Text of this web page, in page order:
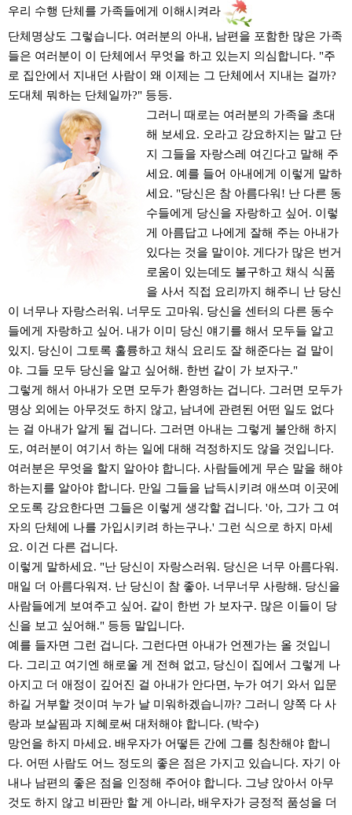
우리 수행 단체를 가족들에게 이해시켜라
단체명상도 그렇습니다. 여러분의 아내, 남편을 포함한 많은 가족
들은 여러분이 이 단체에서 무엇을 하고 있는지 의심합니다. "주
로 집안에서 지내던 사람이 왜 이제는 그 단체에서 지내는 걸까?
도대체 뭐하는 단체일까?" 등등.
그러니 때로는 여러분의 가족을 초대
해 보세요. 오라고 강요하지는 말고 단
지 그들을 자랑스레 여긴다고 말해 주
세요. 예를 들어 아내에게 이렇게 말하
세요. "당신은 참 아름다워! 난 다른 동
수들에게 당신을 자랑하고 싶어. 이렇
게 아름답고 나에게 잘해 주는 아내가
있다는 것을 말이야. 게다가 많은 번거
로움이 있는데도 불구하고 채식 식품
을 사서 직접 요리까지 해주니 난 당신
이 너무나 자랑스러워. 너무도 고마워. 당신을 센터의 다른 동수
들에게 자랑하고 싶어. 내가 이미 당신 얘기를 해서 모두들 알고
있지. 당신이 그토록 훌륭하고 채식 요리도 잘 해준다는 걸 말이
야. 그들 모두 당신을 알고 싶어해. 한번 같이 가 보자구."
그렇게 해서 아내가 오면 모두가 환영하는 겁니다. 그러면 모두가
명상 외에는 아무것도 하지 않고, 남녀에 관련된 어떤 일도 없다
는 걸 아내가 알게 될 겁니다. 그러면 아내는 그렇게 불안해 하지
도, 여러분이 여기서 하는 일에 대해 걱정하지도 않을 것입니다.
여러분은 무엇을 할지 알아야 합니다. 사람들에게 무슨 말을 해야
하는지를 알아야 합니다. 만일 그들을 납득시키려 애쓰며 이곳에
오도록 강요한다면 그들은 이렇게 생각할 겁니다. '아, 그가 그 여
자의 단체에 나를 가입시키려 하는구나.' 그런 식으로 하지 마세
요. 이건 다른 겁니다.
이렇게 말하세요. "난 당신이 자랑스러워. 당신은 너무 아름다워.
매일 더 아름다워져. 난 당신이 참 좋아. 너무너무 사랑해. 당신을
사람들에게 보여주고 싶어. 같이 한번 가 보자구. 많은 이들이 당
신을 보고 싶어해." 등등 말입니다.
예를 들자면 그런 겁니다. 그런다면 아내가 언젠가는 올 것입니
다. 그리고 여기엔 해로울 게 전혀 없고, 당신이 집에서 그렇게 나
아지고 더 애정이 깊어진 걸 아내가 안다면, 누가 여기 와서 입문
하길 거부할 것이며 누가 날 미워하겠습니까? 그러니 양쪽 다 사
랑과 보살핌과 지혜로써 대처해야 합니다. (박수)
망언을 하지 마세요. 배우자가 어떻든 간에 그를 칭찬해야 합니
다. 어떤 사람도 어느 정도의 좋은 점은 가지고 있습니다. 자기 아
내나 남편의 좋은 점을 인정해 주어야 합니다. 그냥 앉아서 아무
것도 하지 않고 비판만 할 게 아니라, 배우자가 긍정적 품성을 더